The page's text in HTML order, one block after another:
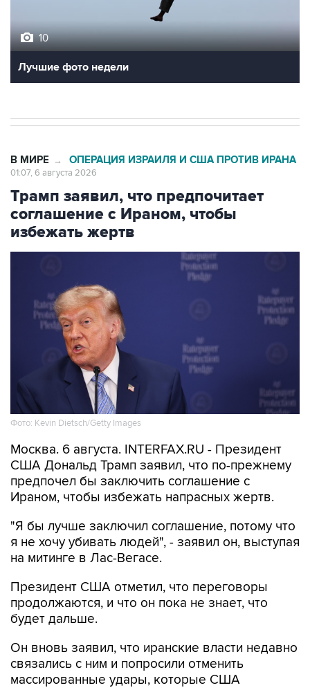
10
Лучшие фото недели
В МИРЕ → ОПЕРАЦИЯ ИЗРАИЛЯ И США ПРОТИВ ИРАНА
01:07, 6 августа 2026
Трамп заявил, что предпочитает
соглашение с Ираном, чтобы
избежать жертв
Фото: Kevin Dietsch/Getty Images
Москва. 6 августа. INTERFAX.RU - Президент
США Дональд Трамп заявил, что по-прежнему
предпочел бы заключить соглашение с
Ираном, чтобы избежать напрасных жертв.
"Я бы лучше заключил соглашение, потому что
я не хочу убивать людей", - заявил он, выступая
на митинге в Лас-Вегасе.
Президент США отметил, что переговоры
продолжаются, и что он пока не знает, что
будет дальше.
Он вновь заявил, что иранские власти недавно
связались с ним и попросили отменить
массированные удары, которые США